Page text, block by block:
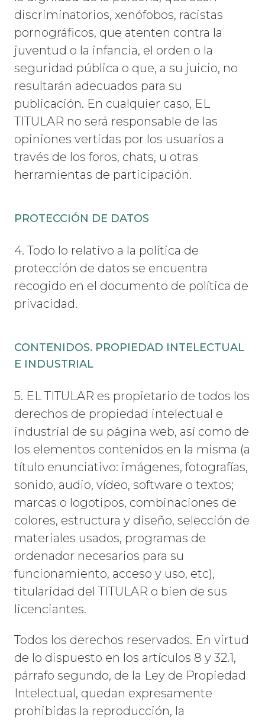
discriminatorios, xenófobos, racistas
pornográficos, que atenten contra la
juventud o la infancia, el orden o la
seguridad pública o que, a su juicio, no
resultarán adecuados para su
publicación. En cualquier caso, EL
TITULAR no será responsable de las
opiniones vertidas por los usuarios a
través de los foros, chats, u otras
herramientas de participación.
PROTECCIÓN DE DATOS
4. Todo lo relativo a la política de
protección de datos se encuentra
recogido en el documento de política de
privacidad.
CONTENIDOS. PROPIEDAD INTELECTUAL
E INDUSTRIAL
5. EL TITULAR es propietario de todos los
derechos de propiedad intelectual e
industrial de su página web, así como de
los elementos contenidos en la misma (a
título enunciativo: imágenes, fotografías,
sonido, audio, vídeo, software o textos;
marcas o logotipos, combinaciones de
colores, estructura y diseño, selección de
materiales usados, programas de
ordenador necesarios para su
funcionamiento, acceso y uso, etc),
titularidad del TITULAR o bien de sus
licenciantes.
Todos los derechos reservados. En virtud
de lo dispuesto en los artículos 8 y 32.1,
párrafo segundo, de la Ley de Propiedad
Intelectual, quedan expresamente
prohibidas la reproducción, la